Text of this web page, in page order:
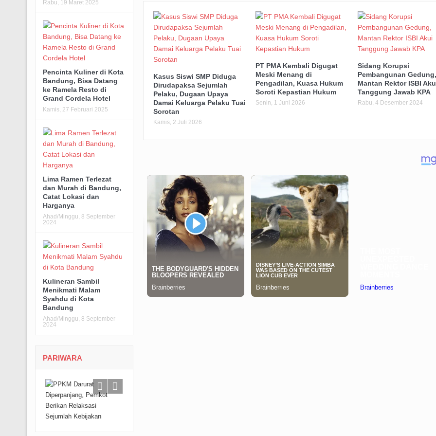
Kasus Siswi SMP Diduga
Dirudapaksa Sejumlah
Pelaku, Dugaan Upaya
Damai Keluarga Pelaku Tuai
Sorotan
Kamis, 2 Juli 2026
PT PMA Kembali Digugat
Meski Menang di
Pengadilan, Kuasa Hukum
Soroti Kepastian Hukum
Senin, 1 Juni 2026
Sidang Korupsi
Pembangunan Gedung,
Mantan Rektor ISBI
Tanggung Jawab KPA
Rabu, 4 Desember 2024
Rabu, 19 Maret 2025
Pencinta Kuliner di Kota
Bandung, Bisa Datang
ke Ramela Resto di
Grand Cordela Hotel
Kamis, 27 Februari 2025
Lima Ramen Terlezat
dan Murah di Bandung,
Catat Lokasi dan
Harganya
Ahad/Minggu, 8 September
2024
Kulineran Sambil
Menikmati Malam
Syahdu di Kota
Bandung
Ahad/Minggu, 8 September
2024
PARIWARA